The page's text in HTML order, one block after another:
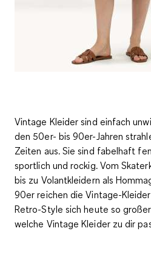
Vintage Kleider sind einfach
den 50er- bis 90er-Jahren
Zeiten aus. Sie sind fabelhaft
sportlich und rockig. Vom
bis zu Volantkleidern als
90er reichen die Vintage-
Retro-Style sich heute so
welche Vintage Kleider zu dir